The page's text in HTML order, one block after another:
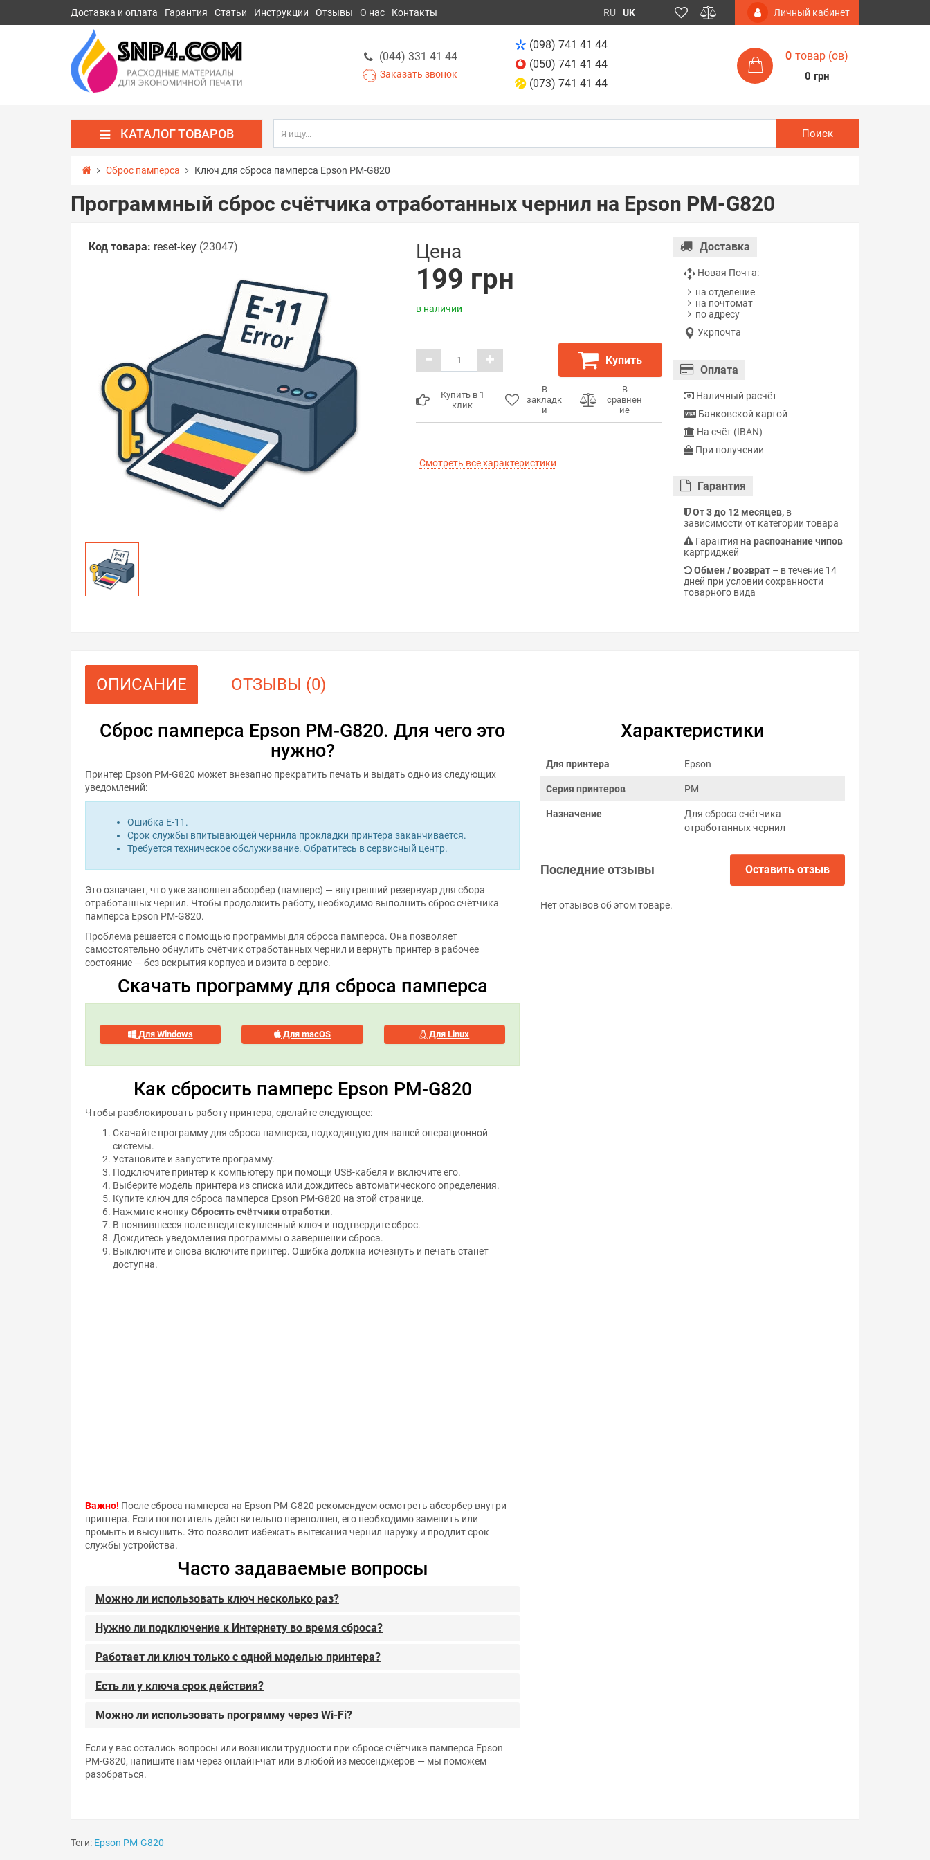
Доставка и оплата Гарантия Статьи Инструкции Отзывы О нас Контакты RU UK Личный кабинет
(044) 331 41 44
Заказать звонок
(098) 741 41 44
(050) 741 41 44
(073) 741 41 44
0 товар (ов)
0 грн
КАТАЛОГ ТОВАРОВ Поиск
Сброс памперса Ключ для сброса памперса Epson PM-G820
Программный сброс счётчика отработанных чернил на Epson PM-G820
Код товара: reset-key (23047) Цена
199 грн
в наличии
Купить
Купить в 1
клик
В
закладк
и
В
сравнен
ие
Смотреть все характеристики
Доставка
Новая Почта:
на отделение
на почтомат
по адресу
Укрпочта
Оплата
Наличный расчёт
Банковской картой
На счёт (IBAN)
При получении
Гарантия
От 3 до 12 месяцев,в
зависимости от категории товара
Гарантия на распознание чипов
картриджей
Обмен / возврат– в течение 14
дней при условии сохранности
товарного вида
ОПИСАНИЕ ОТЗЫВЫ (0)
Сброс памперса Epson PM-G820. Для чего это
нужно?
Принтер Epson PM-G820 может внезапно прекратить печать и выдать одно из следующих
уведомлений:
Ошибка E-11.
Срок службы впитывающей чернила прокладки принтера заканчивается.
Требуется техническое обслуживание. Обратитесь в сервисный центр.
Это означает, что уже заполнен абсорбер (памперс) — внутренний резервуар для сбора
отработанных чернил. Чтобы продолжить работу, необходимо выполнить сброс счётчика
памперса Epson PM-G820.
Проблема решается с помощью программы для сброса памперса. Она позволяет
самостоятельно обнулить счётчик отработанных чернил и вернуть принтер в рабочее
состояние — без вскрытия корпуса и визита в сервис.
Скачать программу для сброса памперса
Для Windows Для macOS Для Linux
Как сбросить памперс Epson PM-G820
Чтобы разблокировать работу принтера, сделайте следующее:
Скачайте программу для сброса памперса, подходящую для вашей операционной
системы.
Установите и запустите программу.
Подключите принтер к компьютеру при помощи USB-кабеля и включите его.
Выберите модель принтера из списка или дождитесь автоматического определения.
Купите ключ для сброса памперса Epson PM-G820 на этой странице.
Нажмите кнопкуСбросить счётчики отработки.
В появившееся поле введите купленный ключ и подтвердите сброс.
Дождитесь уведомления программы о завершении сброса.
Выключите и снова включите принтер. Ошибка должна исчезнуть и печать станет
доступна.
Важно! После сброса памперса на Epson PM-G820 рекомендуем осмотреть абсорбер внутри
принтера. Если поглотитель действительно переполнен, его необходимо заменить или
промыть и высушить. Это позволит избежать вытекания чернил наружу и продлит срок
службы устройства.
Часто задаваемые вопросы
Можно ли использовать ключ несколько раз?
Нужно ли подключение к Интернету во время сброса?
Работает ли ключ только с одной моделью принтера?
Есть ли у ключа срок действия?
Можно ли использовать программу через Wi-Fi?
Если у вас остались вопросы или возникли трудности при сбросе счётчика памперса Epson
PM-G820, напишите нам через онлайн-чат или в любой из мессенджеров — мы поможем
разобраться.
Характеристики
Для принтера Epson
Серия принтеров PM
Назначение
Для сброса счётчика
отработанных чернил
Последние отзывы Оставить отзыв
Нет отзывов об этом товаре.
Теги: Epson PM-G820